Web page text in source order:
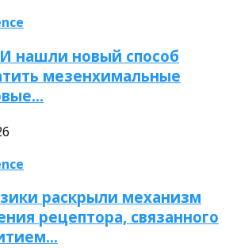
нашли новый способ
мезенхимальные
раскрыли механизм
рецептора, связанного